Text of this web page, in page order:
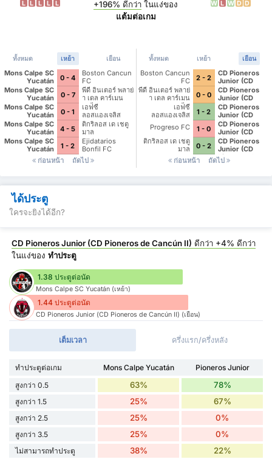
L L L L L
+196% ดีกว่า ในแง่ของ
แต้มต่อเกม
W L W D D
ทั้งหมด เหย้า เยือน
Mons Calpe SC
Yucatán
0 - 4
Boston Cancun
FC
Mons Calpe SC
Yucatán
0 - 7
พีดี อินเตอร์ พลาย่
า เดล คาร์เมน
เอซี II
Mons Calpe SC
Yucatán
0 - 1
เอฟซี
ลอสแองเจลิส
Mons Calpe SC
Yucatán
4 - 5
ติกริลอส เด เชตู
มาล
Mons Calpe SC
Yucatán
1 - 2
Ejidatarios
Bonfil FC
ก่อนหน้า
ถัดไป
ทั้งหมด เหย้า เยือน
Boston Cancun
FC
2 - 2
CD Pioneros
Junior (CD
Pioneros de
Cancún II)
พีดี อินเตอร์ พลาย่
า เดล คาร์เมน
เอซี II
0 - 0
CD Pioneros
Junior (CD
Pioneros de
Cancún II)
เอฟซี
ลอสแองเจลิส
1 - 2
CD Pioneros
Junior (CD
Pioneros de
Cancún II)
Progreso FC 1 - 0
CD Pioneros
Junior (CD
Pioneros de
Cancún II)
ติกริลอส เด เชตู
มาล
0 - 2
CD Pioneros
Junior (CD
Pioneros de
Cancún II)
ก่อนหน้า ถัดไป
ได้ประตู
ใครจะยิงได้อีก?
CD Pioneros Junior (CD Pioneros de Cancún II) ดีกว่า +4% ดีกว่า
ในแง่ของ ทำประตู
1.38 ประตูต่อนัด
Mons Calpe SC Yucatán (เหย้า)
1.44 ประตูต่อนัด
CD Pioneros Junior (CD Pioneros de Cancún II) (เยือน)
เต็มเวลา ครึ่งแรก/ครึ่งหลัง
ทำประตูต่อเกม Mons Calpe Yucatán
Pioneros Junior
สูงกว่า 0.5
63% 78%
สูงกว่า 1.5 25% 67%
สูงกว่า 2.5 25% 0%
สูงกว่า 3.5 25% 0%
ไม่สามารถทำประตู 38% 22%